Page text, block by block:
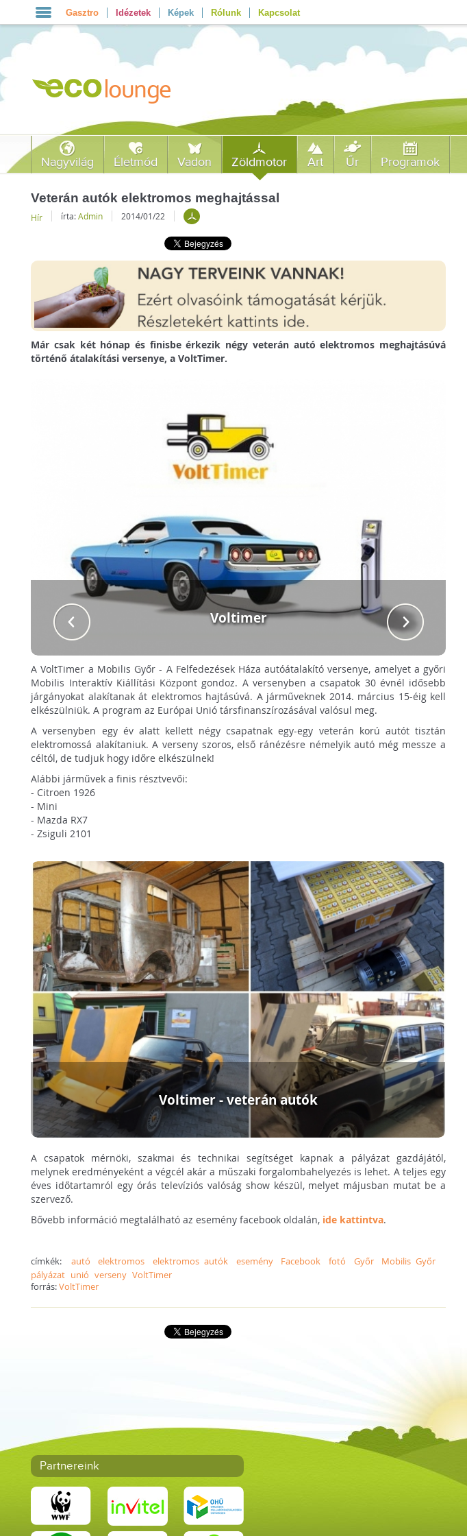
Gasztro Idézetek Képek Rólunk Kapcsolat
Nagyvilág Életmód Vadon Zöldmotor Art Űr Programok
Veterán autók elektromos meghajtással
Hír írta:Admin 2014/01/22
Már csak két hónap és finisbe érkezik négy veterán autó elektromos meghajtásúvá
történő átalakítási versenye, a VoltTimer.
Voltimer
A VoltTimer a Mobilis Győr - A Felfedezések Háza autóátalakító versenye, amelyet a győri
Mobilis Interaktív Kiállítási Központ gondoz. A versenyben a csapatok 30 évnél idősebb
járgányokat alakítanak át elektromos hajtásúvá. A járműveknek 2014. március 15-éig kell
elkészülniük. A program az Európai Unió társfinanszírozásával valósul meg.
A versenyben egy év alatt kellett négy csapatnak egy-egy veterán korú autót tisztán
elektromossá alakítaniuk. A verseny szoros, első ránézésre némelyik autó még messze a
céltól, de tudjuk hogy időre elkészülnek!
Alábbi járművek a finis résztvevői:
- Citroen 1926
- Mini
- Mazda RX7
- Zsiguli 2101
Voltimer - veterán autók
A csapatok mérnöki, szakmai és technikai segítséget kapnak a pályázat gazdájától,
melynek eredményeként a végcél akár a műszaki forgalombahelyezés is lehet. A teljes egy
éves időtartamról egy órás televíziós valóság show készül, melyet májusban mutat be a
szervező.
Bővebb információ megtalálható az esemény facebook oldalán, ide kattintva.
címkék: autó elektromos elektromos autók esemény Facebook fotó Győr
Mobilis Győr
pályázat unió verseny VoltTimer
forrás:VoltTimer
Partnereink